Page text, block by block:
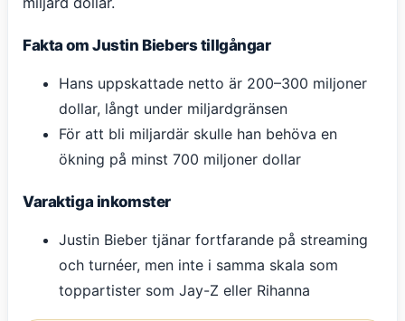
Fakta om Justin Biebers tillgångar
Hans uppskattade netto är 200–300 miljoner
dollar, långt under miljardgränsen
För att bli miljardär skulle han behöva en
ökning på minst 700 miljoner dollar
Varaktiga inkomster
Justin Bieber tjänar fortfarande på streaming
och turnéer, men inte i samma skala som
toppartister som Jay-Z eller Rihanna